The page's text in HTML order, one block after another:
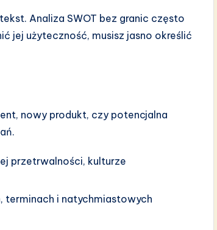
Analiza SWOT bez granic często
jej użyteczność, musisz jasno określić
nowy produkt, czy potencjalna
przetrwalności, kulturze
terminach i natychmiastowych